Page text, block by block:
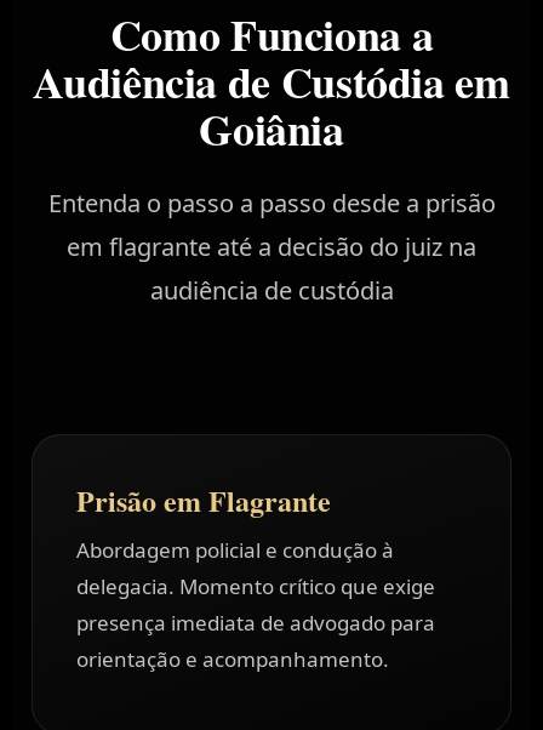
Como Funciona a
Audiência de Custódia em
Goiânia
Entenda o passo a passo desde a prisão
em flagrante até a decisão do juiz na
audiência de custódia
Prisão em Flagrante
Abordagem policial e condução à
delegacia. Momento crítico que exige
presença imediata de advogado para
orientação e acompanhamento.